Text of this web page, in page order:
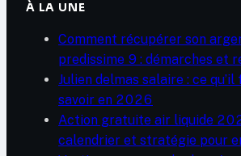
À LA UNE
Comment récupérer son
predissime 9 : démarches et
Julien delmas salaire : ce
savoir en 2026
Action gratuite air liquide
calendrier et stratégie pour